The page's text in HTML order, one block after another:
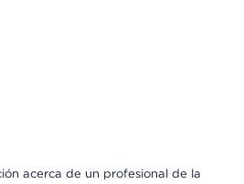
acerca de un profesional de la